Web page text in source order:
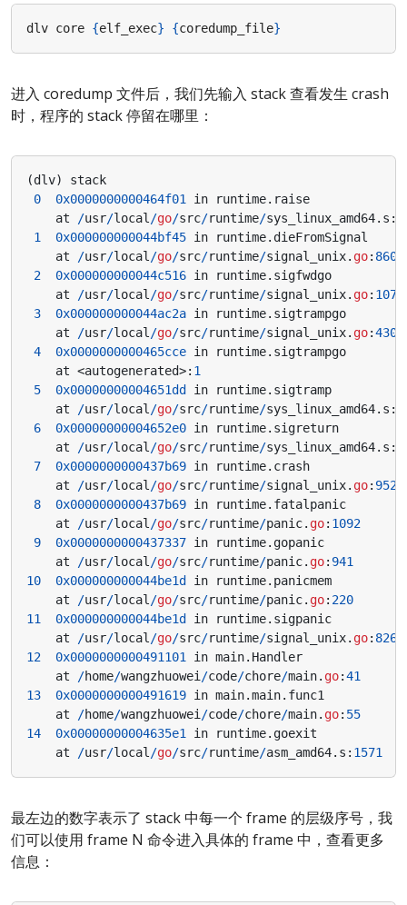
dlv core {elf_exec} {coredump_file}
进入 coredump 文件后，我们先输入 stack 查看发生 crash
时，程序的 stack 停留在哪里：
(dlv)
stack
0
0x0000000000464f01 in runtime. raise
at
/usr/local /go/src/runtime/sys_linux_amd64. s :
1
0x000000000044bf45 in runtime. dieFromSignal
at
/usr/local /go/src/runtime/signal_unix. go: 860
2
0x000000000044c516 in runtime. sigfwdgo
at
/usr/local /go/src/runtime/signal_unix. go: 1074
3
0x000000000044ac2a in runtime. sigtrampgo
at
/usr/local /go/src/runtime/signal_unix. go:430
4
0x0000000000465cce in runtime. sigtrampgo
at <autogenerated>: 1
5
0x00000000004651dd in runtime. sigtramp
at
/usr/local /go/src/runtime/sys_linux_amd64. s :
6
0x00000000004652e0 in runtime. sigreturn
at
/usr/local /go/src/runtime/sys_linux_amd64. s :
7
0x0000000000437b69 in runtime. crash
at
/usr/local /go/src/runtime/signal_unix. go: 952
8
0x0000000000437b69 in runtime. fatalpanic
at
/usr/local /go/src/runtime/panic. go: 1092
9
0x0000000000437337 in runtime. gopanic
at
/usr/local /go/src/runtime/panic. go: 941
10
0x000000000044be1d in runtime. panicmem
at
/usr/local /go/src/runtime/panic. go: 220
11
0x000000000044be1d in runtime. sigpanic
at
/usr/local /go/src/runtime/signal_unix. go: 826
12
0x0000000000491101 in main. Handler
at
/home/wangzhuowei /code/chore/main. go:41
13
0x0000000000491619 in main.main. func1
at
/home/wangzhuowei /code/chore/main. go: 55
14
0x00000000004635e1 in runtime. goexit
at
/usr/local /go/src/runtime/asm_amd64. s : 1571
最左边的数字表示了 stack 中每一个 frame 的层级序号，我
们可以使用 frame N 命令进入具体的 frame 中，查看更多
信息：